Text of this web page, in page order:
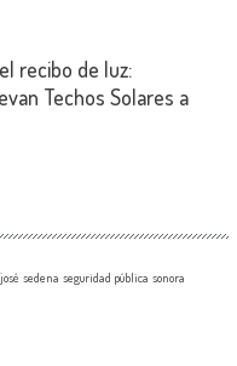
recibo de luz:
Techos Solares a
sedena seguridad pública sonora